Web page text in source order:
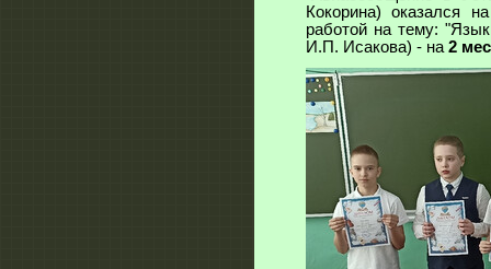
Кокорина) оказался
работой на тему:
И.П. Исакова) - на 2